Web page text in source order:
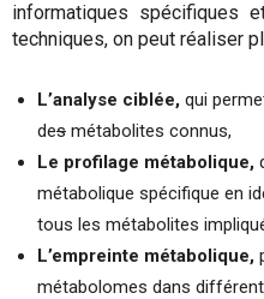
informatiques spécifiques
techniques, on peut réaliser
L’analyse ciblée, qui
des métabolites connus,
Le profilage métabolique,
métabolique spécifique en
tous les métabolites
L’empreinte métabolique,
métabolomes dans